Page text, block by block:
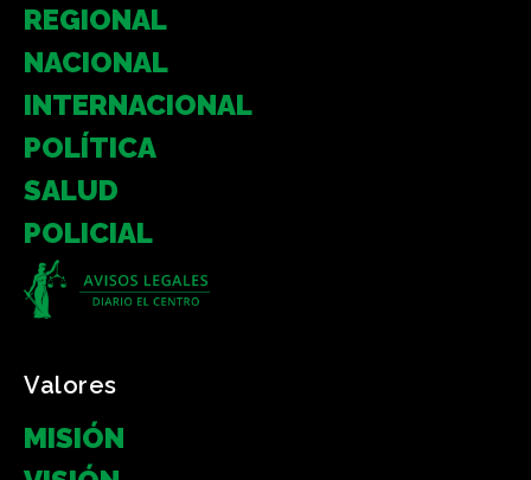
REGIONAL
NACIONAL
INTERNACIONAL
POLÍTICA
SALUD
POLICIAL
Valores
MISIÓN